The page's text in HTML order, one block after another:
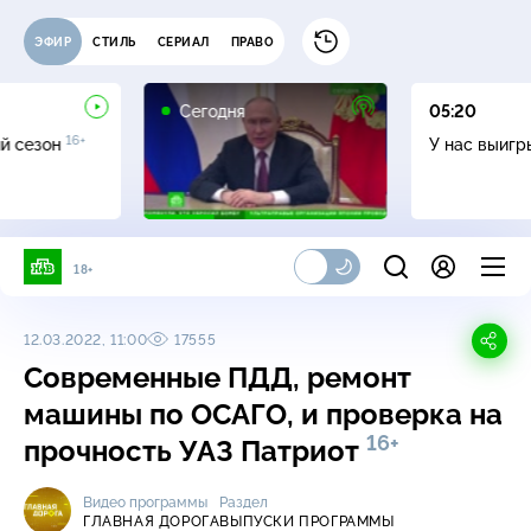
ЭФИР СТИЛЬ СЕРИАЛ ПРАВО
сезон 16+
Сегодня
05:20
У нас
18+
12.03.2022, 11:00 17555
Современные ПДД, ремонт
машины по ОСАГО, и проверка на
прочность УАЗ Патриот 16+
Видео программы
ГЛАВНАЯ ДОРОГА
Раздел
ВЫПУСКИ ПРОГРАММЫ